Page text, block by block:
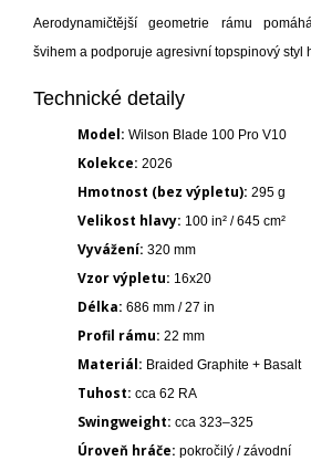
Aerodynamičtější geometrie rámu
švihem a podporuje agresivní topspinový styl
Technické detaily
Model: Wilson Blade 100 Pro V10
Kolekce: 2026
Hmotnost (bez výpletu): 295 g
Velikost hlavy: 100 in² / 645 cm²
Vyvážení: 320 mm
Vzor výpletu: 16x20
Délka: 686 mm / 27 in
Profil rámu: 22 mm
Materiál: Braided Graphite + Basalt
Tuhost: cca 62 RA
Swingweight: cca 323–325
Úroveň hráče: pokročilý / závodní